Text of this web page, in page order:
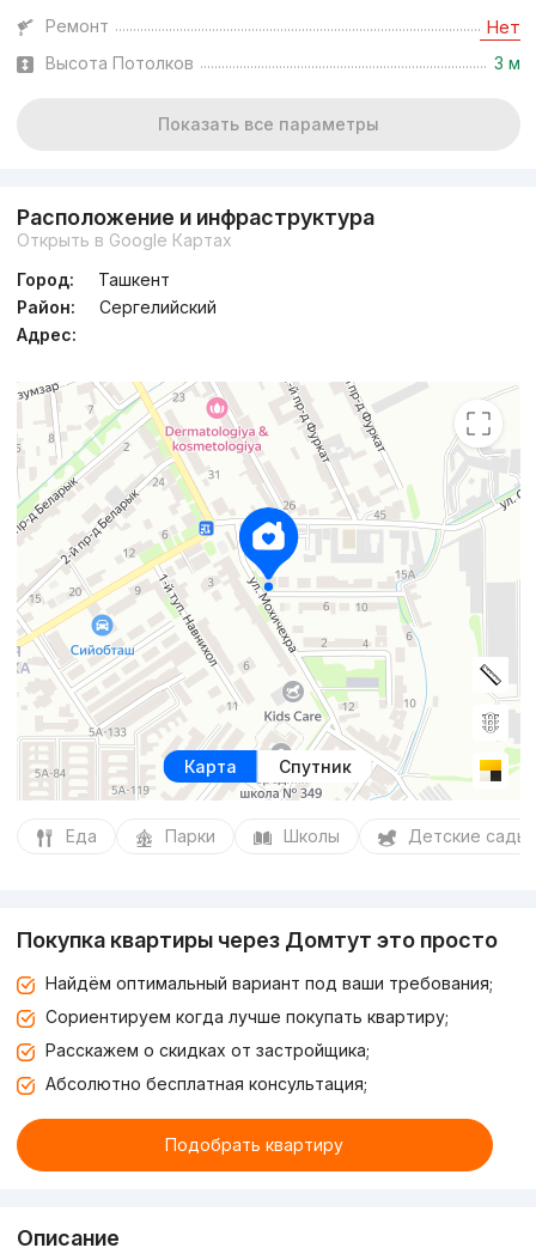
Ремонт Нет
Высота Потолков 3 м
Показать все параметры
Расположение и инфраструктура
Открыть в Google Картах
Город:
Ташкент
Район:
Сергелийский
Адрес:
Карта Спутник
Еда Парки Школы Детские сады
Покупка квартиры через Домтут это просто
Найдём оптимальный вариант под ваши требования;
Сориентируем когда лучше покупать квартиру;
Расскажем о скидках от застройщика;
Абсолютно бесплатная консультация;
Подобрать квартиру
Описание